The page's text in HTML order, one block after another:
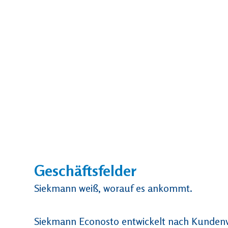
Geschäftsfelder
Siekmann weiß, worauf es ankommt.
Siekmann Econosto entwickelt nach